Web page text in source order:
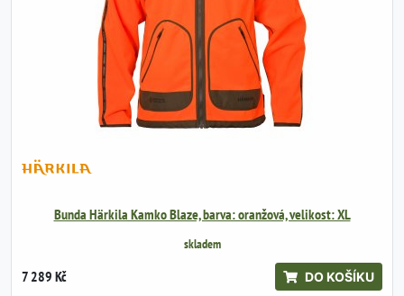
Bunda Härkila Kamko Blaze, barva: oranžová, velikost: XL
skladem
7 289 Kč DO KOŠÍKU